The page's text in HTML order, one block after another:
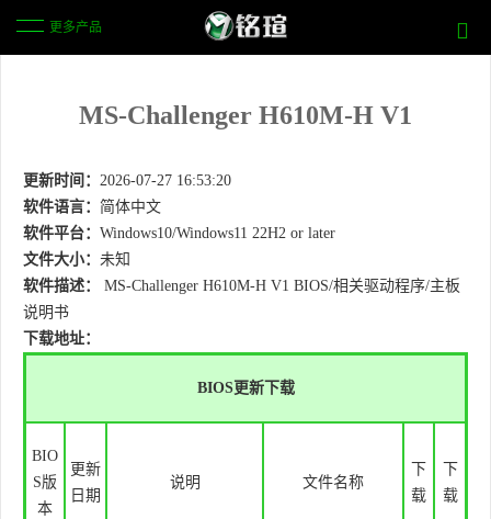
更多产品
MS-Challenger H610M-H V1
更新时间： 2026-07-27 16:53:20
软件语言： 简体中文
软件平台： Windows10/Windows11 22H2 or later
文件大小： 未知
软件描述：
MS-Challenger H610M-H V1 BIOS/相关驱动程序/主板
说明书
下载地址：
BIOS更新下载
BIO
S版
本
更新
日期
说明 文件名称
下
载
下
载